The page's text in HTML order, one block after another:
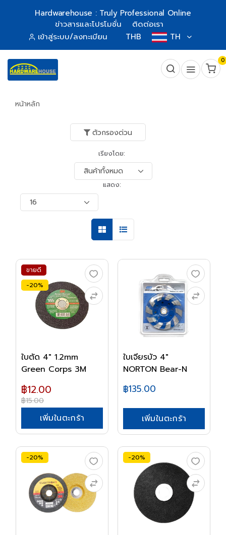
Hardwarehouse : Truly Professional Online
ข่าวสารและโปรโมชั่น
ติดต่อเรา
เข้าสู่ระบบ/ลงทะเบียน
THB TH
0
หน้าหลัก
ตัวกรองด่วน
เรียงโดย:
แสดง:
ขายดี
-20%
ใบตัด 4" 1.2mm
Green Corps 3M
฿12.00
฿15.00
เพิ่มในตะกร้า
ใบเจียรบัว 4"
NORTON Bear-N
฿135.00
เพิ่มในตะกร้า
-20% -20%